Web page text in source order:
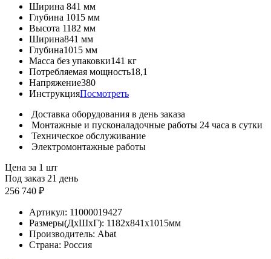
Ширина 841 мм
Глубина 1015 мм
Высота 1182 мм
Ширина841 мм
Глубина1015 мм
Масса без упаковки141 кг
Потребляемая мощность18,1
Напряжение380
ИнструкцияПосмотреть
Доставка оборудования в день заказа
Монтажные и пусконаладочные работы 24 часа в сутки
Техническое обслуживание
Электромонтажные работы
Цена за 1 шт
Под заказ 21 день
256 740 ₽
Артикул: 11000019427
Размеры(ДхШхГ): 1182x841x1015мм
Производитель: Abat
Страна: Россия